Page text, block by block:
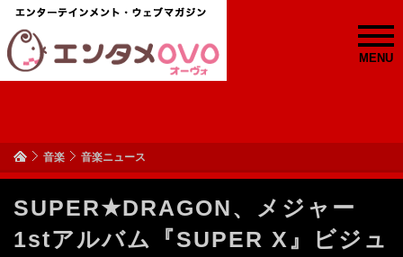
MENU
音楽 音楽ニュース
SUPER★DRAGON、メジャー
1stアルバム『SUPER X』ビジュ